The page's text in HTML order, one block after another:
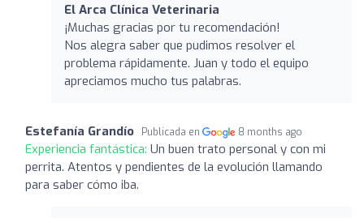
El Arca Clínica Veterinaria
¡Muchas gracias por tu recomendación!
Nos alegra saber que pudimos resolver el
problema rápidamente. Juan y todo el equipo
apreciamos mucho tus palabras.
Estefanía Grandío Publicada en 8 months ago
Experiencia fantástica: Un buen trato personal y con mi
perrita. Atentos y pendientes de la evolución llamando
para saber cómo iba.